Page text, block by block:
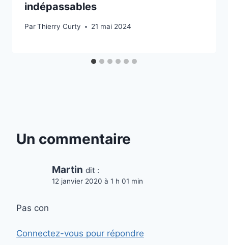
indépassables
ParThierry Curty 21 mai 2024
Un commentaire
Martin dit :
12 janvier 2020 à 1 h 01 min
Pas con
Connectez-vous pour répondre